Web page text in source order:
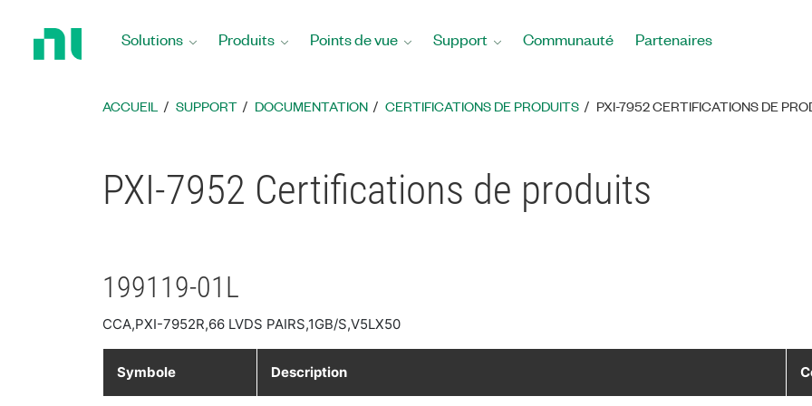
Solutions Produits Points de vue Support Communauté Partenaires
ACCUEIL SUPPORT DOCUMENTATION CERTIFICATIONS DE PRODUITS PXI-7952 CERTIFICATIONS DE
PXI-7952 Certifications de produits
199119-01L
CCA,PXI-7952R,66 LVDS PAIRS,1GB/S,V5LX50
Symbole Description